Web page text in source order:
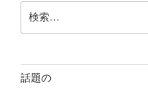
ン
索:
話題の